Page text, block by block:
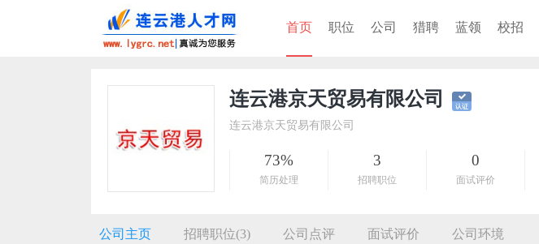
首页 职位 公司 猎聘 蓝领 校招
连云港京天贸易有限公司
连云港京天贸易有限公司
73%
简历处理
3
招聘职位
0
面试评价
公司主页 招聘职位(3) 公司点评 面试评价 公司环境